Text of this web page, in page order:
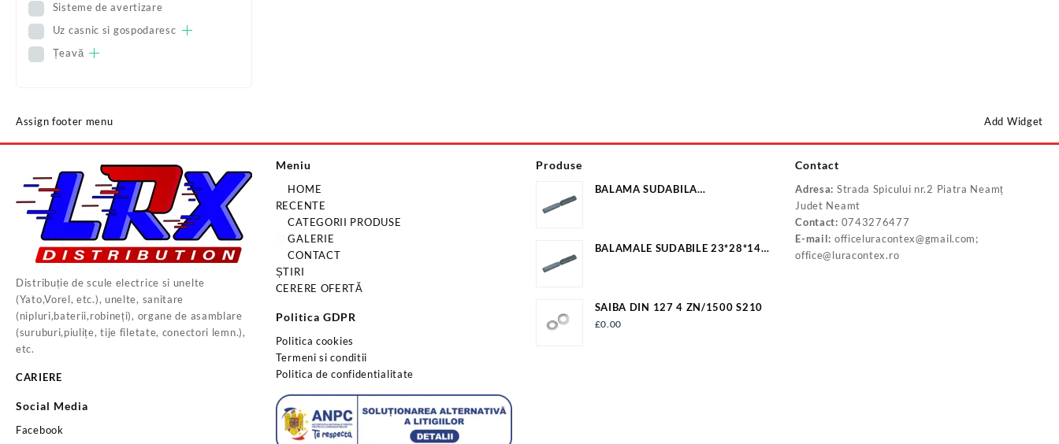
Sisteme de avertizare
Uz casnic si gospodaresc
Țeavă
Assign footer menu Add Widget
Distribuție de scule electrice si unelte
(Yato,Vorel, etc.), unelte, sanitare
(nipluri,baterii,robineți), organe de asamblare
(suruburi,piulițe, tije filetate, conectori lemn.),
etc.
CARIERE
Social Media
Facebook
Meniu
HOME
RECENTE
CATEGORII PRODUSE
GALERIE
CONTACT
ȘTIRI
CERERE OFERTĂ
Politica GDPR
Politica cookies
Termeni si conditii
Politica de confidentialitate
Produse
BALAMA SUDABILA
BALAMALE SUDABILE 23*28*140
SAIBA DIN 127 4 ZN/1500 S210
£0.00
Contact
Adresa: Strada Spicului nr.2 Piatra Neamț
Judet Neamt
Contact: 0743276477
E-mail: officeluracontex@gmail.com;
office@luracontex.ro